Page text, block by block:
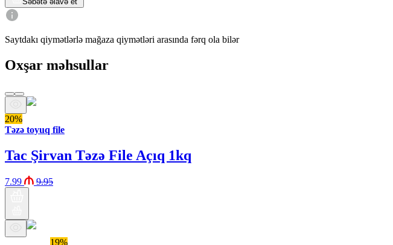
Saytdakı qiymətlərlə mağaza qiymətləri arasında fərq ola bilər
Oxşar məhsullar
20%
Təzə toyuq file
Tac Şirvan Təzə File Açıq 1kq
7.99 9.95
19%